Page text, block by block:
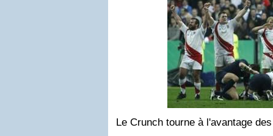
Le Crunch tourne à l'avantage